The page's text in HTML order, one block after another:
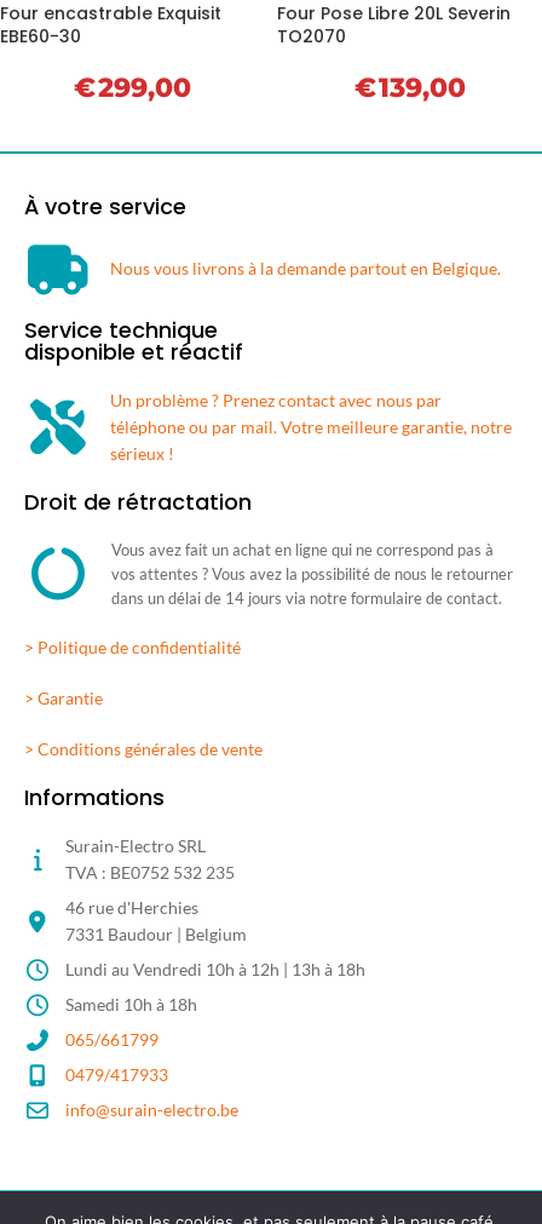
Four encastrable Exquisit
EBE60-30
€299,00
Four Pose Libre 20L Severin
TO2070
€139,00
À votre service
Nous vous livrons à la demande partout en Belgique.​
Service technique
disponible et réactif
Un problème ? Prenez contact avec nous par
téléphone ou par mail. Votre meilleure garantie, notre
sérieux !
Droit de rétractation
Vous avez fait un achat en ligne qui ne correspond pas à
vos attentes ? Vous avez la possibilité de nous le retourner
dans un délai de 14 jours via notre formulaire de contact.
> Politique de confidentialité
> Garantie
> Conditions générales de vente
Informations
Surain-Electro SRL
TVA : BE0752 532 235
46 rue d'Herchies
7331 Baudour | Belgium
Lundi au Vendredi 10h à 12h | 13h à 18h
Samedi 10h à 18h
065/661799
0479/417933
info@surain-electro.be